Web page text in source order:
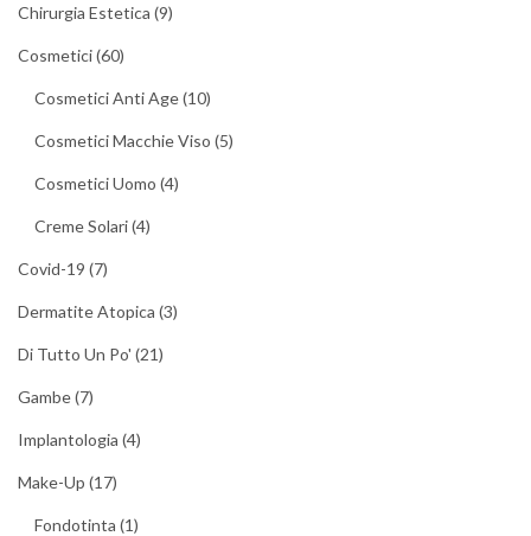
Chirurgia Estetica (9)
Cosmetici(60)
Cosmetici Anti Age(10)
Cosmetici Macchie Viso (5)
Cosmetici Uomo (4)
Creme Solari(4)
Covid-19 (7)
Dermatite Atopica (3)
Di Tutto Un Po' (21)
Gambe(7)
Implantologia (4)
Make-Up (17)
Fondotinta (1)